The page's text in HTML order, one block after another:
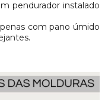
pendurador instalado
com pano úmido